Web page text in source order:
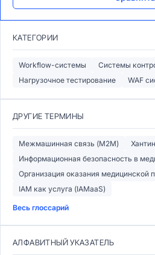
КАТЕГОРИИ
Workflow-системы
Системы
Нагрузочное тестирование
WAF
ДРУГИЕ ТЕРМИНЫ
Межмашинная связь (M2M)
Информационная безопасность в
Организация оказания медицинской
IAM как услуга (IAMaaS)
Весь глоссарий
АЛФАВИТНЫЙ УКАЗАТЕЛЬ